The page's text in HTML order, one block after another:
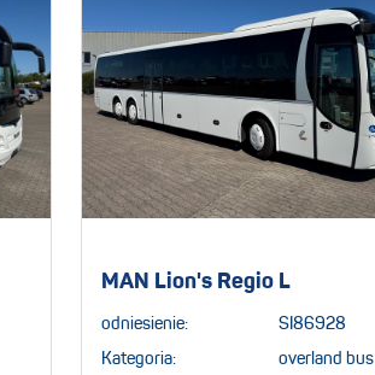
MAN Lion's Regio L
odniesienie: SI86928
Kategoria: overland bus